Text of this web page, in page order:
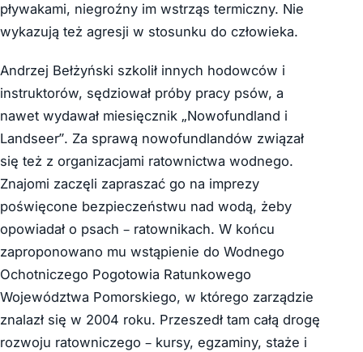
pływakami, niegroźny im wstrząs termiczny. Nie
wykazują też agresji w stosunku do człowieka.
Andrzej Bełżyński szkolił innych hodowców i
instruktorów, sędziował próby pracy psów, a
nawet wydawał miesięcznik „Nowofundland i
Landseer”. Za sprawą nowofundlandów związał
się też z organizacjami ratownictwa wodnego.
Znajomi zaczęli zapraszać go na imprezy
poświęcone bezpieczeństwu nad wodą, żeby
opowiadał o psach – ratownikach. W końcu
zaproponowano mu wstąpienie do Wodnego
Ochotniczego Pogotowia Ratunkowego
Województwa Pomorskiego, w którego zarządzie
znalazł się w 2004 roku. Przeszedł tam całą drogę
rozwoju ratowniczego – kursy, egzaminy, staże i